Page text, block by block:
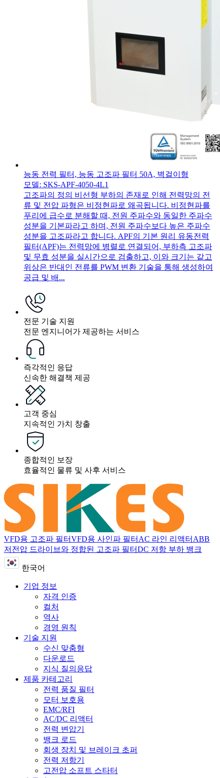
능동 전력 필터, 능동 고조파 필터 50A, 벽걸이형
모델: SKS-APF-4050-4L1
고조파의 정의 비선형 부하의 존재로 인해 전력망의 전
류 및 전압 파형은 비정현파로 왜곡됩니다. 비정현파를
푸리에 급수로 분해할 때, 전원 주파수와 동일한 주파수
성분을 기본파라고 하며, 전원 주파수보다 높은 주파수
성분을 고조파라고 합니다. APF의 기본 원리 유동전력
필터(APF)는 전력망에 병렬로 연결되어, 부하측 고조파
및 무효 성분을 실시간으로 검출하고, 이와 크기는 같고
위상은 반대인 전류를 PWM 변환 기술을 통해 생성하여
공급 및 배...
전문 기술 지원
전문 엔지니어가 제공하는 서비스
즉각적인 응답
신속한 해결책 제공
고객 중심
지속적인 가치 창출
종합적인 보장
효율적인 물류 및 사후 서비스
VFD용 고조파 필터VFD용 사인파 필터 AC 라인 리액터 ABB
저전압 드라이브와 정합된 고조파 필터DC 저항 부하 뱅크
한국어
기업 정보
자격 인증
컬처
역사
경영 원칙
기술 지원
수신 맞춤형
다운로드
지식 질의응답
제품 카테고리
전력 품질 필터
모터 보호용
EMC/RFI
AC/DC 리액터
전력 변압기
뱅크 로드
회생 장치 및 브레이크 초퍼
전력 저항기
고전압 소프트 스타터